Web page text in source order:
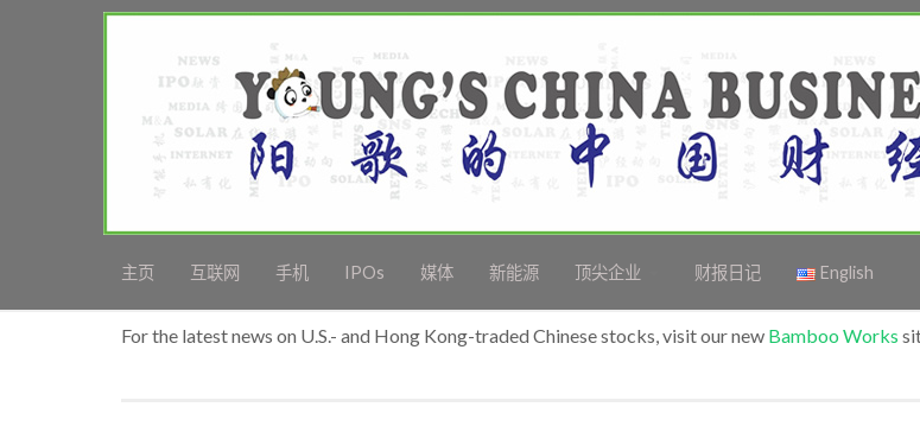
主页 互联网 手机 IPOs 媒体 新能源 顶尖企业 财报日记 English
For the latest news on U.S.- and Hong Kong-traded Chinese stocks, visit our new Bamboo Works